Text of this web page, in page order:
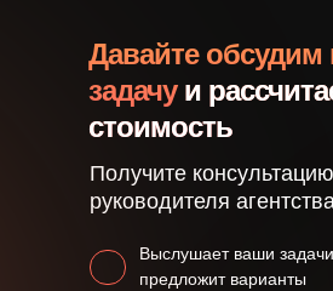
Получите консультацию
руководителя
Выслушает ваши
предложит варианты
Давайте обсудим
задачу и
стоимость